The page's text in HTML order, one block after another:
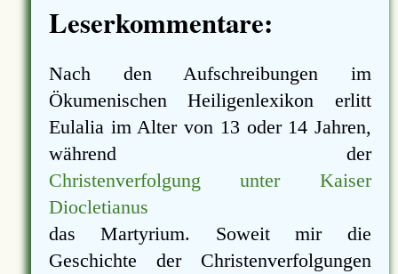
Leserkommentare:
Nach den Aufschreibungen im
Ökumenischen Heiligenlexikon erlitt
Eulalia im Alter von 13 oder 14 Jahren,
während der
Christenverfolgung unter Kaiser
Diocletianus
das Martyrium. Soweit mir die
Geschichte der Christenverfolgungen